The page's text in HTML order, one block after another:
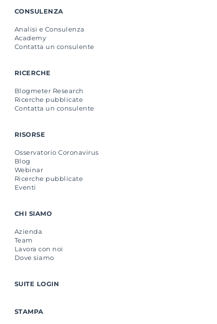
CONSULENZA
Analisi e Consulenza
Academy
Contatta un consulente
RICERCHE
Blogmeter Research
Ricerche pubblicate
Contatta un consulente
RISORSE
Osservatorio Coronavirus
Blog
Webinar
Ricerche pubblicate
Eventi
CHI SIAMO
Azienda
Team
Lavora con noi
Dove siamo
SUITE LOGIN
STAMPA